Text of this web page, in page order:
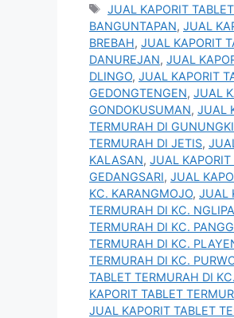
Tag
JUAL KAPORIT
BANGUNTAPAN, JUAL
BREBAH, JUAL KAPORIT
DANUREJAN, JUAL
DLINGO, JUAL KAPORIT
GEDONGTENGEN, JUAL
GONDOKUSUMAN, JUAL
TERMURAH DI
TERMURAH DI JETIS,
KALASAN, JUAL
GEDANGSARI, JUAL
KC. KARANGMOJO, JUAL
TERMURAH DI KC.
TERMURAH DI KC.
TERMURAH DI KC.
TERMURAH DI KC.
TABLET TERMURAH DI
KAPORIT TABLET
JUAL KAPORIT TABLET